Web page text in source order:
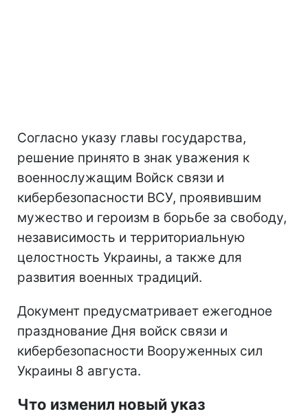
Согласно указу главы государства,
решение принято в знак уважения к
военнослужащим Войск связи и
кибербезопасности ВСУ, проявившим
мужество и героизм в борьбе за свободу,
независимость и территориальную
целостность Украины, а также для
развития военных традиций.
Документ предусматривает ежегодное
празднование Дня войск связи и
кибербезопасности Вооруженных сил
Украины 8 августа.
Что изменил новый указ